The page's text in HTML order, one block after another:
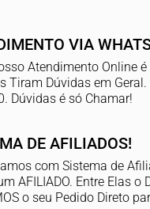
VIA
Atendimento Online
Tiram Dúvidas em
Dúvidas é só Chamar!
DE AFILIADOS!
com Sistema de
AFILIADO. Entre Elas o
o seu Pedido Direto